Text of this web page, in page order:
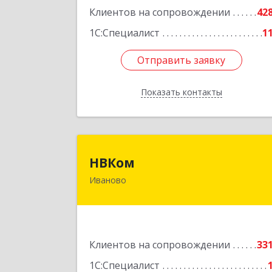
Клиентов на сопровождении
1С:Специалист
11
Отправить заявку
Показать контакты
Отправить заявку
Назад
НВКом
Иваново
Клиентов на сопровождении
331
1С:Специалист
1
153000, Ивановская обл, Иваново г,